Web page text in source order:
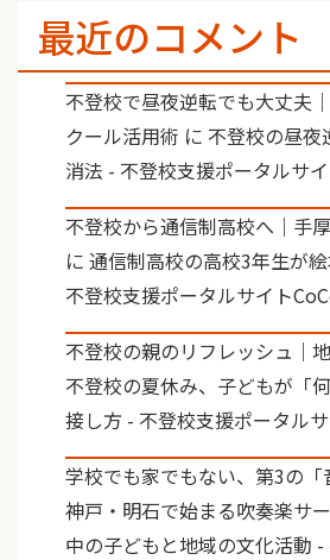
最近のコメント
不登校で昼夜逆転でも大丈夫
クール活用術 に 不登校の昼夜
消法 - 不登校支援ポータルサ
不登校から通信制高校へ｜手
に 通信制高校の高校3年生が
不登校支援ポータルサイト
不登校の親のリフレッシュ｜
不登校の夏休み、子どもが「
接し方 - 不登校支援ポータル
学校でも家でもない、第3の「
神戸・明石で始まる吹奏楽サ
中の子どもと地域の文化活動